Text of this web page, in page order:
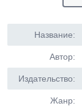
Название:
Автор:
Издательство:
Жанр: